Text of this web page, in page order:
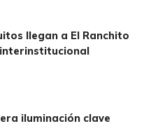
llegan a El Ranchito
iluminación clave